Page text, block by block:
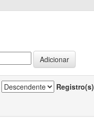
Registro(s)